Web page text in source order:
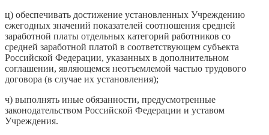
ц) обеспечивать достижение установленных Учреждению
ежегодных значений показателей соотношения средней
заработной платы отдельных категорий работников со
средней заработной платой в соответствующем субъекта
Российской Федерации, указанных в дополнительном
соглашении, являющемся неотъемлемой частью трудового
договора (в случае их установления);
ч) выполнять иные обязанности, предусмотренные
законодательством Российской Федерации и уставом
Учреждения.